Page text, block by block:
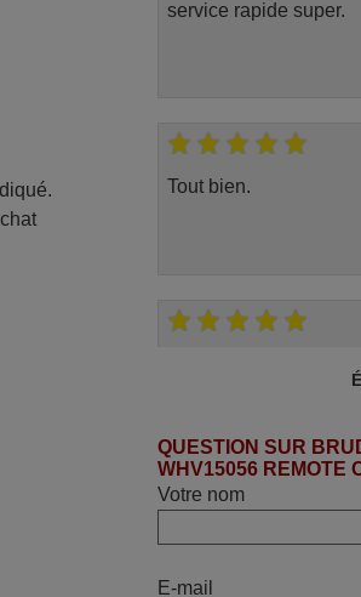
service rapide super.
Tout bien.
Je suis très content de
QUESTION SUR
WHV15056 REMOTE
Votre nom
E-mail